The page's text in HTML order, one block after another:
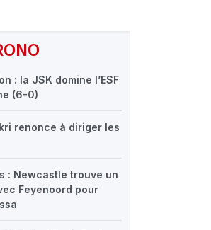
: la JSK domine l’ESF
(6-0)
renonce à diriger les
: Newcastle trouve un
Feyenoord pour